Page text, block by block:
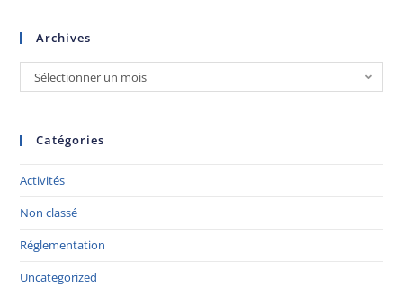
Archives
Sélectionner un mois
Catégories
Activités
Non classé
Réglementation
Uncategorized